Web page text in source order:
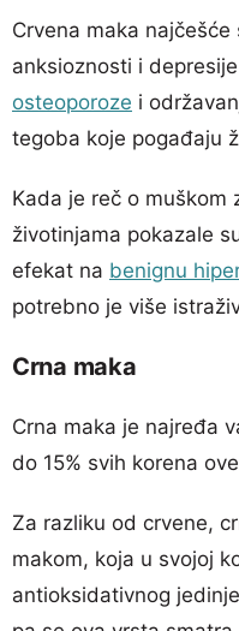
Crvena maka
anksioznosti i
osteoporoze i
tegoba koje pogađaju
Kada je reč o muškom
životinjama pokazale
efekat na benignu
potrebno je više
Crna maka
Crna maka je najređa
do 15% svih korena
Za razliku od crvene,
makom, koja u svojoj
antioksidativnog